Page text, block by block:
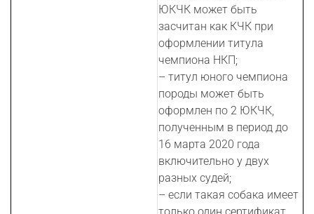
ЮКЧК может быть
засчитан как КЧК при
оформлении титула
чемпиона НКП;
– титул юного чемпиона
породы может быть
оформлен по 2 ЮКЧК,
полученным в период до
16 марта 2020 года
включительно у двух
разных судей;
– если такая собака имеет